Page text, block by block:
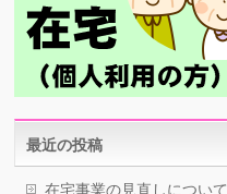
最近の投稿
在宅事業の見直しについて